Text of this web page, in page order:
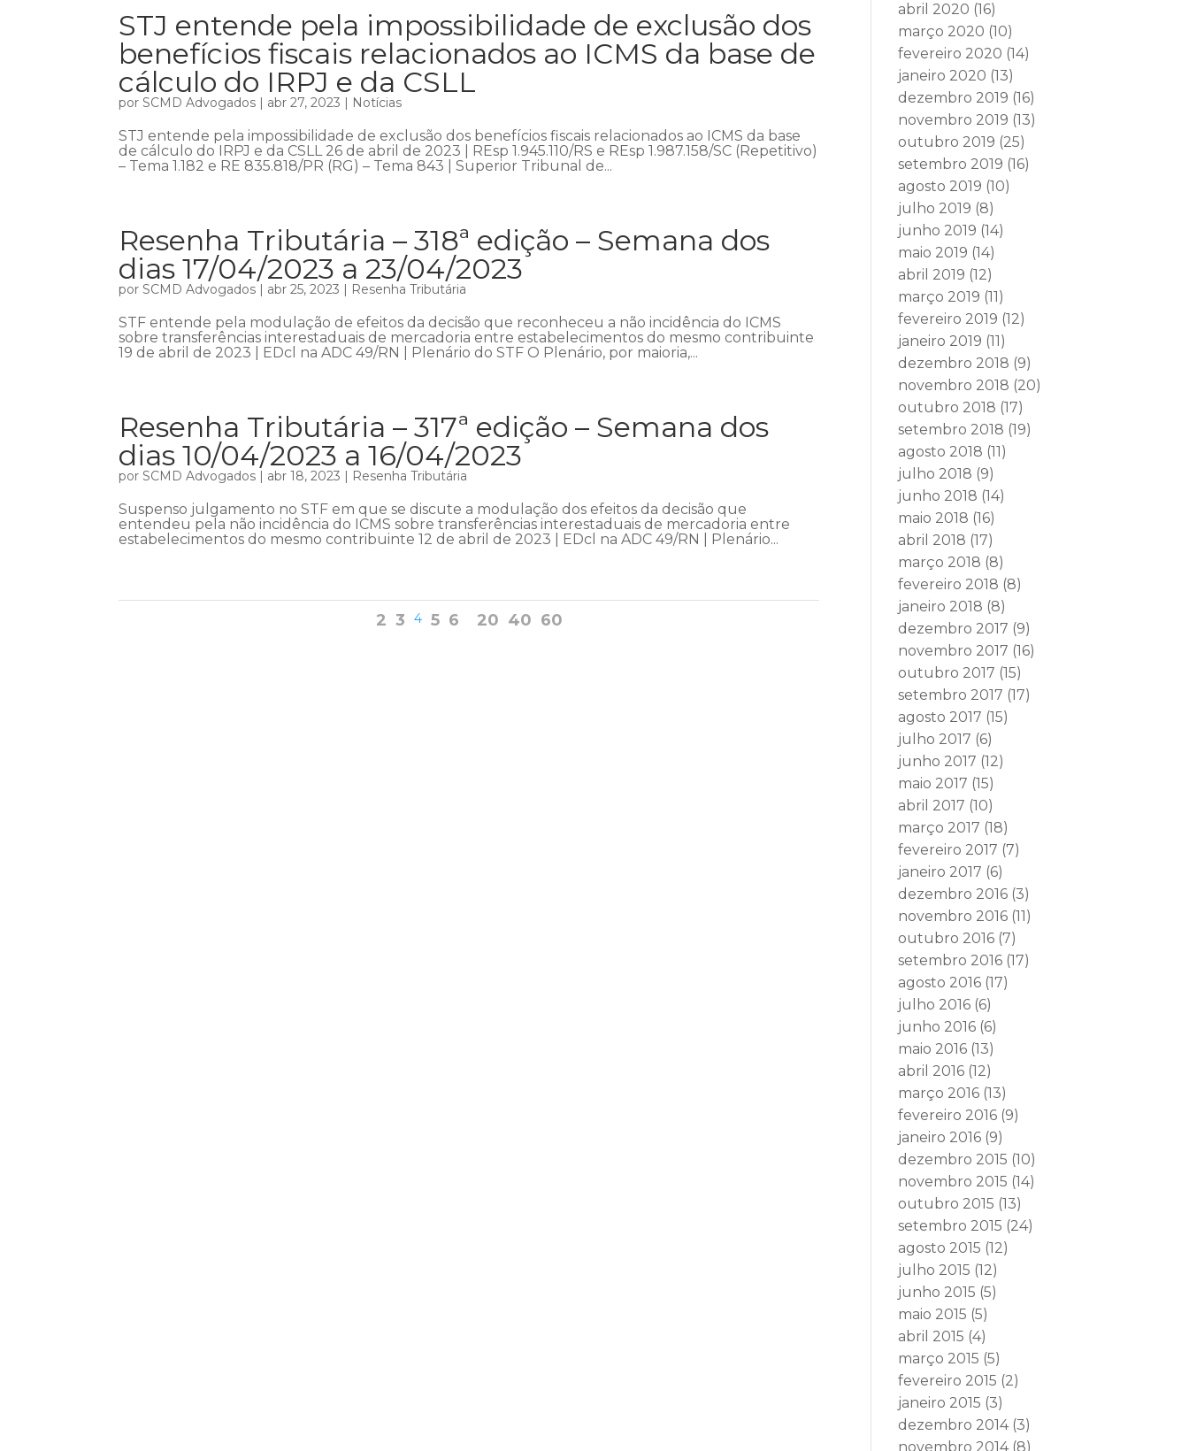
STJ entende pela impossibilidade de exclusão dos
benefícios fiscais relacionados ao ICMS da base de
cálculo do IRPJ e da CSLL
porSCMD Advogados | abr 27, 2023 | Notícias
STJ entende pela impossibilidade de exclusão dos benefícios fiscais relacionados ao ICMS da base
de cálculo do IRPJ e da CSLL 26 de abril de 2023 | REsp 1.945.110/RS e REsp 1.987.158/SC (Repetitivo)
– Tema 1.182 e RE 835.818/PR (RG) – Tema 843 | Superior Tribunal de...
Resenha Tributária – 318ª edição – Semana dos
dias 17/04/2023 a 23/04/2023
porSCMD Advogados | abr 25, 2023 | Resenha Tributária
STF entende pela modulação de efeitos da decisão que reconheceu a não incidência do ICMS
sobre transferências interestaduais de mercadoria entre estabelecimentos do mesmo contribuinte
19 de abril de 2023 | EDcl na ADC 49/RN | Plenário do STF O Plenário, por maioria,...
Resenha Tributária – 317ª edição – Semana dos
dias 10/04/2023 a 16/04/2023
porSCMD Advogados | abr 18, 2023 | Resenha Tributária
Suspenso julgamento no STF em que se discute a modulação dos efeitos da decisão que
entendeu pela não incidência do ICMS sobre transferências interestaduais de mercadoria entre
estabelecimentos do mesmo contribuinte 12 de abril de 2023 | EDcl na ADC 49/RN | Plenário...
2 3 4 5 6 20 40 60
abril 2020 (16)
março 2020 (10)
fevereiro 2020 (14)
janeiro 2020 (13)
dezembro 2019 (16)
novembro 2019 (13)
outubro 2019 (25)
setembro 2019 (16)
agosto 2019 (10)
julho 2019 (8)
junho 2019 (14)
maio 2019 (14)
abril 2019 (12)
março 2019 (11)
fevereiro 2019 (12)
janeiro 2019 (11)
dezembro 2018 (9)
novembro 2018 (20)
outubro 2018 (17)
setembro 2018 (19)
agosto 2018 (11)
julho 2018 (9)
junho 2018 (14)
maio 2018 (16)
abril 2018 (17)
março 2018 (8)
fevereiro 2018 (8)
janeiro 2018 (8)
dezembro 2017 (9)
novembro 2017 (16)
outubro 2017 (15)
setembro 2017 (17)
agosto 2017 (15)
julho 2017 (6)
junho 2017 (12)
maio 2017 (15)
abril 2017 (10)
março 2017 (18)
fevereiro 2017 (7)
janeiro 2017 (6)
dezembro 2016 (3)
novembro 2016 (11)
outubro 2016 (7)
setembro 2016 (17)
agosto 2016 (17)
julho 2016 (6)
junho 2016 (6)
maio 2016 (13)
abril 2016 (12)
março 2016 (13)
fevereiro 2016 (9)
janeiro 2016 (9)
dezembro 2015 (10)
novembro 2015 (14)
outubro 2015 (13)
setembro 2015 (24)
agosto 2015 (12)
julho 2015 (12)
junho 2015 (5)
maio 2015 (5)
abril 2015 (4)
março 2015 (5)
fevereiro 2015 (2)
janeiro 2015 (3)
dezembro 2014(3)
novembro 2014(8)